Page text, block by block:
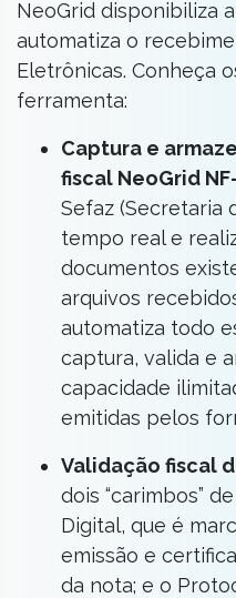
NeoGrid disponibiliza
automatiza o
Eletrônicas. Conheça
ferramenta:
Captura e
fiscal NeoGrid
Sefaz (Secretaria
tempo real e
documentos
arquivos
automatiza todo
captura, valida e
capacidade
emitidas pelos
Validação fiscal
dois “carimbos”
Digital, que é
emissão e
da nota; e o